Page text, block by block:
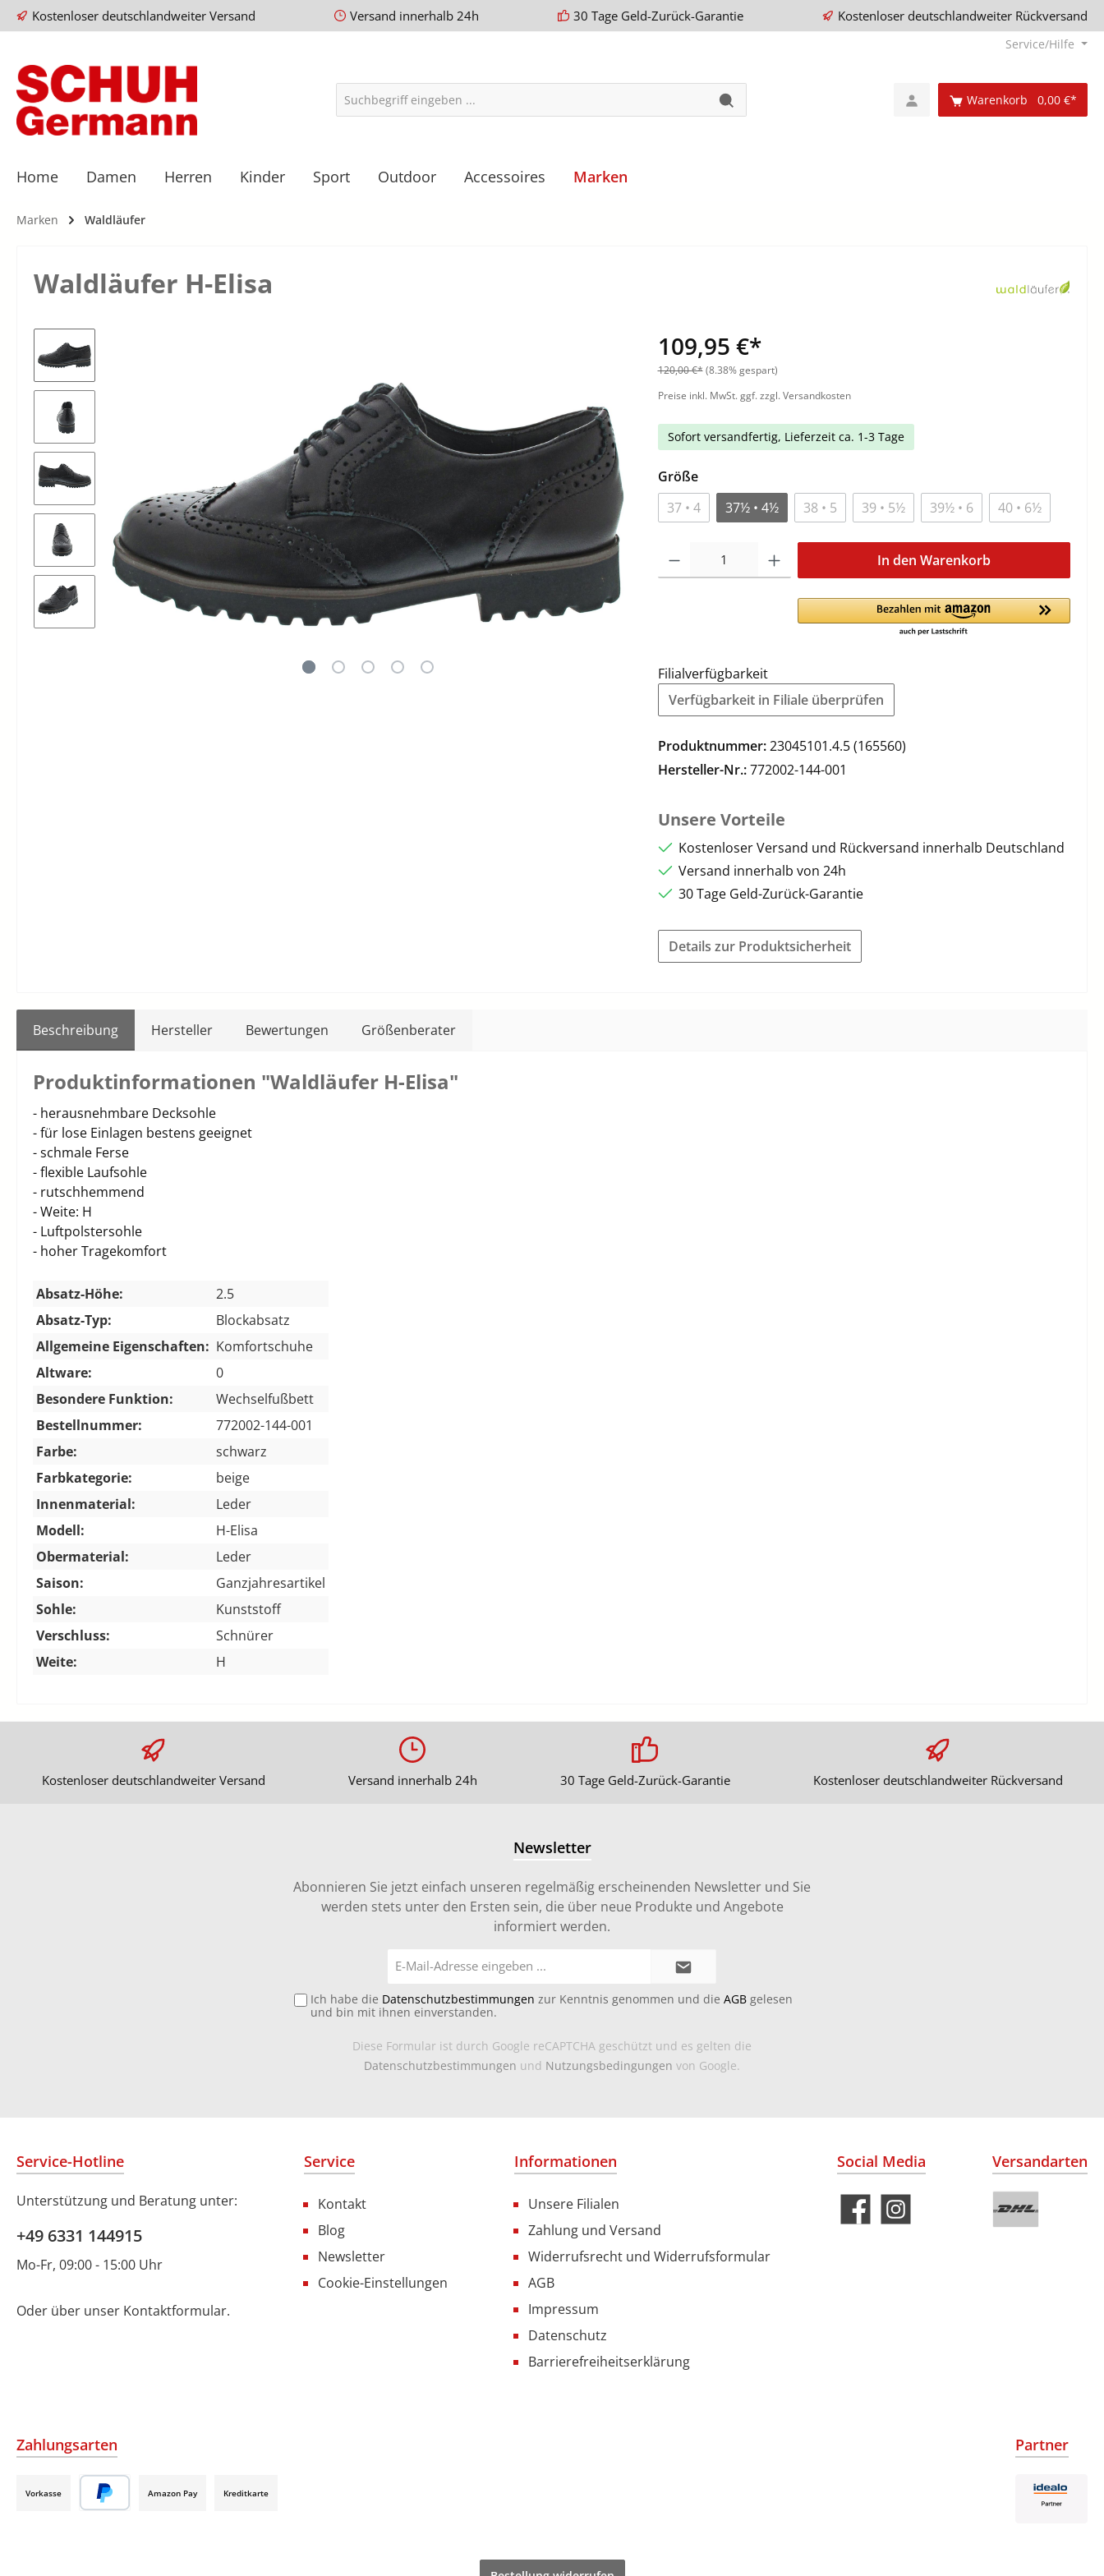
Kostenloser deutschlandweiter Versand Versand innerhalb 24h 30 Tage Geld-Zurück-Garantie Kostenloser deutschlandweiter Rückversand
Service/Hilfe
Warenkorb 0,00 €*
Home Damen Herren Kinder Sport Outdoor Accessoires Marken
Marken Waldläufer
Waldläufer H-Elisa
109,95 €*
120,00 €* (8.38% gespart)
Preise inkl. MwSt. ggf. zzgl. Versandkosten
Sofort versandfertig, Lieferzeit ca. 1-3 Tage
Größe
37 • 4
37½ • 4½ 38 • 5 39 • 5½ 39½ • 6 40 • 6½
In den Warenkorb
Filialverfügbarkeit
Verfügbarkeit in Filiale überprüfen
Produktnummer:23045101.4.5 (165560)
Hersteller-Nr.:772002-144-001
Unsere Vorteile
Kostenloser Versand und Rückversand innerhalb Deutschland
Versand innerhalb von 24h
30 Tage Geld-Zurück-Garantie
Details zur Produktsicherheit
Beschreibung Hersteller Bewertungen Größenberater
Produktinformationen "Waldläufer H-Elisa"
- herausnehmbare Decksohle
- für lose Einlagen bestens geeignet
- schmale Ferse
- flexible Laufsohle
- rutschhemmend
- Weite: H
- Luftpolstersohle
- hoher Tragekomfort
Absatz-Höhe:
2.5
Absatz-Typ:
Blockabsatz
Allgemeine Eigenschaften: Komfortschuhe
Altware:
0
Besondere Funktion:
Wechselfußbett
Bestellnummer:
772002-144-001
Farbe:
schwarz
Farbkategorie:
beige
Innenmaterial:
Leder
Modell:
H-Elisa
Obermaterial:
Leder
Saison:
Ganzjahresartikel
Sohle:
Kunststoff
Verschluss:
Schnürer
Weite:
H
Kostenloser deutschlandweiter Versand Versand innerhalb 24h 30 Tage Geld-Zurück-Garantie Kostenloser deutschlandweiter Rückversand
Newsletter
Abonnieren Sie jetzt einfach unseren regelmäßig erscheinenden Newsletter und Sie
werden stets unter den Ersten sein, die über neue Produkte und Angebote
informiert werden.
Mail-
Ich habe die Datenschutzbestimmungen zur Kenntnis genommen und die AGB gelesen
und bin mit ihnen einverstanden.
Diese Formular ist durch Google reCAPTCHA geschützt und es gelten die
Datenschutzbestimmungen und Nutzungsbedingungen von Google.
Service-Hotline
Unterstützung und Beratung unter:
+49 6331 144915
Mo-Fr, 09:00 - 15:00 Uhr
Oder über unser Kontaktformular.
Service
Kontakt
Blog
Newsletter
Cookie-Einstellungen
Informationen
Unsere Filialen
Zahlung und Versand
Widerrufsrecht und Widerrufsformular
AGB
Impressum
Datenschutz
Barrierefreiheitserklärung
Social Media Versandarten
Zahlungsarten
Vorkasse Amazon Pay Kreditkarte
Partner